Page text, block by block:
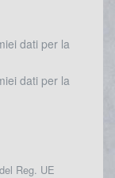
dati per la
dati per la
Reg. UE